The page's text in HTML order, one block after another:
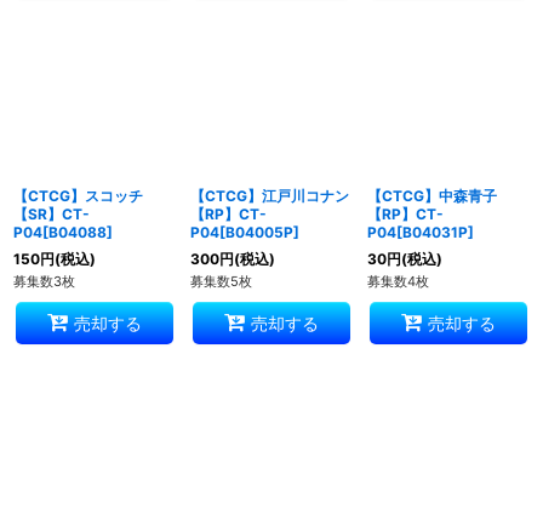
【CTCG】スコッチ
【SR】CT-
P04[B04088]
150円(税込)
募集数3枚
売却する
【CTCG】江戸川コナン
【RP】CT-
P04[B04005P]
300円(税込)
募集数5枚
売却する
【CTCG】中森青子
【RP】CT-
P04[B04031P]
30円(税込)
募集数4枚
売却する